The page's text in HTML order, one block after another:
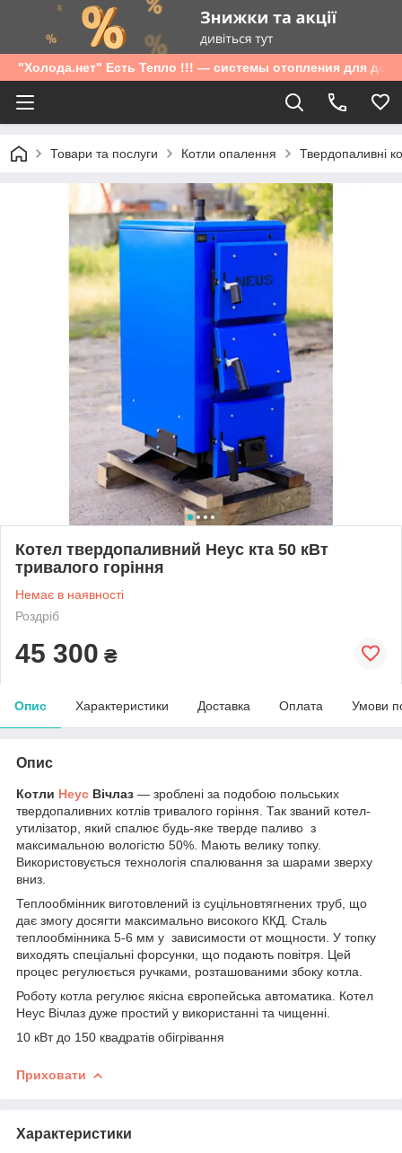
"Холода.нет" Есть Тепло !!! — системы отопления для дома
Товари та послуги Котли опалення Твердопаливні
Котел твердопаливний Неус кта 50 кВт
тривалого горіння
Немає в наявності
Роздріб
45 300 ₴
Опис Характеристики Доставка Оплата Умови
Опис
Котли Неус Вічлаз — зроблені за подобою польських
твердопаливних котлів тривалого горіння. Так званий котел-
утилізатор, який спалює будь-яке тверде паливо з
максимальною вологістю 50%. Мають велику топку.
Використовується технологія спалювання за шарами зверху
вниз.
Теплообмінник виготовлений із суцільновтягнених труб, що
дає змогу досягти максимально високого ККД. Сталь
теплообмінника 5-6 мм у зависимости от мощности. У топку
виходять спеціальні форсунки, що подають повітря. Цей
процес регулюється ручками, розташованими збоку котла.
Роботу котла регулює якісна європейська автоматика. Котел
Неус Вічлаз дуже простий у використанні та чищенні.
10 кВт до 150 квадратів обігрівання
Приховати
Характеристики